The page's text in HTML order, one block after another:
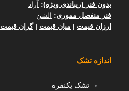
بدون فنر (ریباندی ویژه): آراد
فنر منفصل مموری: الشن
ارزان قیمت | میان قیمت |گران قیمت
اندازه تشک
تشک یکنفره